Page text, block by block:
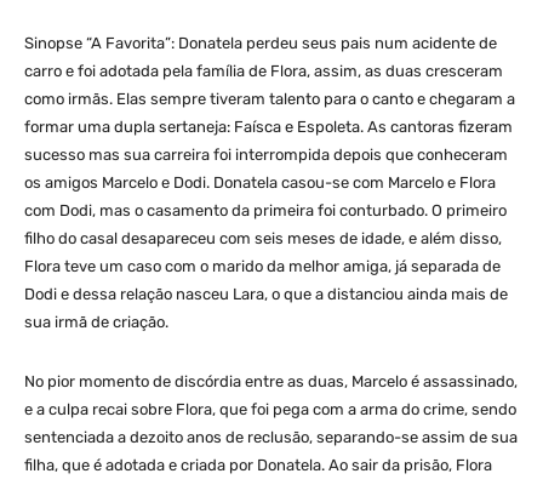
Sinopse “A Favorita”: Donatela perdeu seus pais num acidente de
carro e foi adotada pela família de Flora, assim, as duas cresceram
como irmãs. Elas sempre tiveram talento para o canto e chegaram a
formar uma dupla sertaneja: Faísca e Espoleta. As cantoras fizeram
sucesso mas sua carreira foi interrompida depois que conheceram
os amigos Marcelo e Dodi. Donatela casou-se com Marcelo e Flora
com Dodi, mas o casamento da primeira foi conturbado. O primeiro
filho do casal desapareceu com seis meses de idade, e além disso,
Flora teve um caso com o marido da melhor amiga, já separada de
Dodi e dessa relação nasceu Lara, o que a distanciou ainda mais de
sua irmã de criação.
No pior momento de discórdia entre as duas, Marcelo é assassinado,
e a culpa recai sobre Flora, que foi pega com a arma do crime, sendo
sentenciada a dezoito anos de reclusão, separando-se assim de sua
filha, que é adotada e criada por Donatela. Ao sair da prisão, Flora